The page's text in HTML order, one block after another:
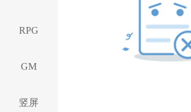
RPG
GM
竖屏